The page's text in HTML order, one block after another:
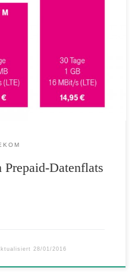
ohne Vertragsbindung Jetzt
surfen Neu:
Mbit/s Ein Gigabyte
Einstieg in das mobile Surfen
Prepaid-Datenflats
28/01/2016